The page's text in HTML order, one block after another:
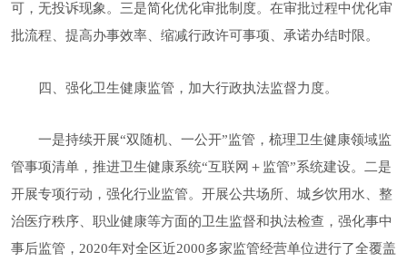
可，无投诉现象。三是简化优化审批制度。在审批过程中优化审
批流程、提高办事效率、缩减行政许可事项、承诺办结时限。
四、强化卫生健康监管，加大行政执法监督力度。
一是持续开展“双随机、一公开”监管，梳理卫生健康领域监
管事项清单，推进卫生健康系统“互联网＋监管”系统建设。二是
开展专项行动，强化行业监管。开展公共场所
城乡饮用水、整
治医疗秩序、 职业健康等方面的卫生监督和执法检查 ，强化事中
事后监管 ， 2020年对全区近2000多家监管经营单位进行了全覆盖